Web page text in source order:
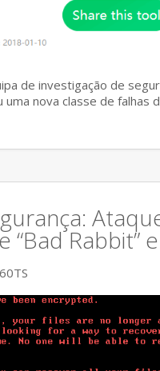
de investigação de
nova classe de falhas
“Bad Rabbit”